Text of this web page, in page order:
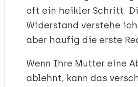
oft ein heikler Schritt.
Widerstand verstehe
aber häufig die erste
Wenn Ihre Mutter eine
ablehnt, kann das